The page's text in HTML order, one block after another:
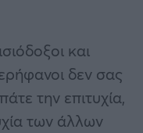
και
δεν σας
την επιτυχία,
των άλλων